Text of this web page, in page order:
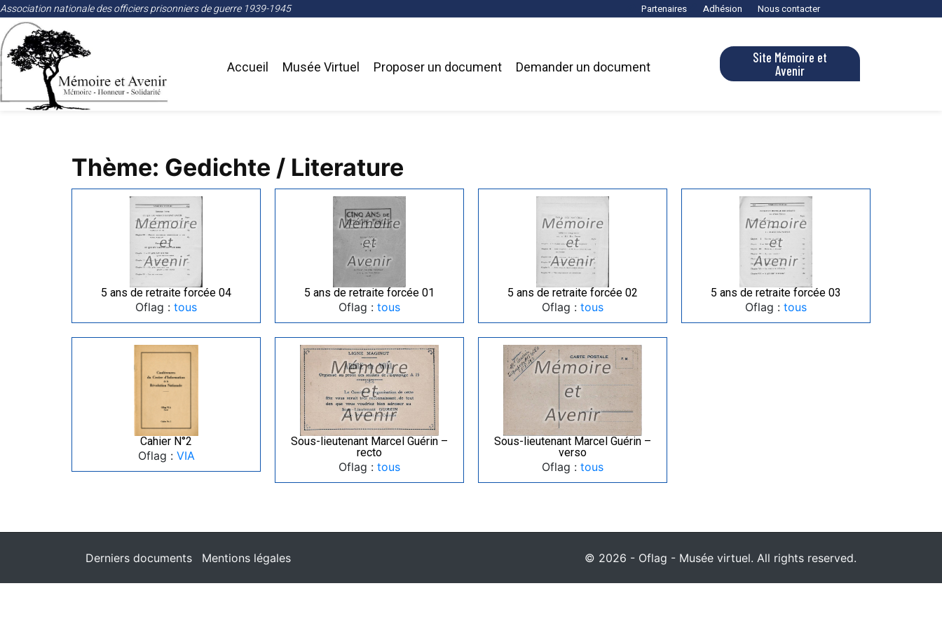
Association nationale des officiers prisonniers de guerre 1939-1945 Partenaires Adhésion Nous contacter
Accueil Musée Virtuel Proposer un document Demander un document
Site Mémoire et
Avenir
Thème: Gedichte / Literature
5 ans de retraite forcée 04
Oflag : tous
5 ans de retraite forcée 01
Oflag : tous
5 ans de retraite forcée 02
Oflag : tous
5 ans de retraite forcée 03
Oflag : tous
Cahier N°2
Oflag : VIA
Sous-lieutenant Marcel Guérin –
recto
Oflag : tous
Sous-lieutenant Marcel Guérin –
verso
Oflag : tous
Derniers documents Mentions légales © 2026 - Oflag - Musée virtuel. All rights reserved.